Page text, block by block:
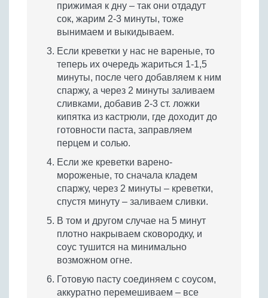
прижимая к дну – так они отдадут
сок, жарим 2-3 минуты, тоже
вынимаем и выкидываем.
Если креветки у нас не вареные, то
теперь их очередь жариться 1-1,5
минуты, после чего добавляем к ним
спаржу, а через 2 минуты заливаем
сливками, добавив 2-3 ст. ложки
кипятка из кастрюли, где доходит до
готовности паста, заправляем
перцем и солью.
Если же креветки варено-
мороженые, то сначала кладем
спаржу, через 2 минуты – креветки,
спустя минуту – заливаем сливки.
В том и другом случае на 5 минут
плотно накрываем сковородку, и
соус тушится на минимально
возможном огне.
Готовую пасту соединяем с соусом,
аккуратно перемешиваем – все